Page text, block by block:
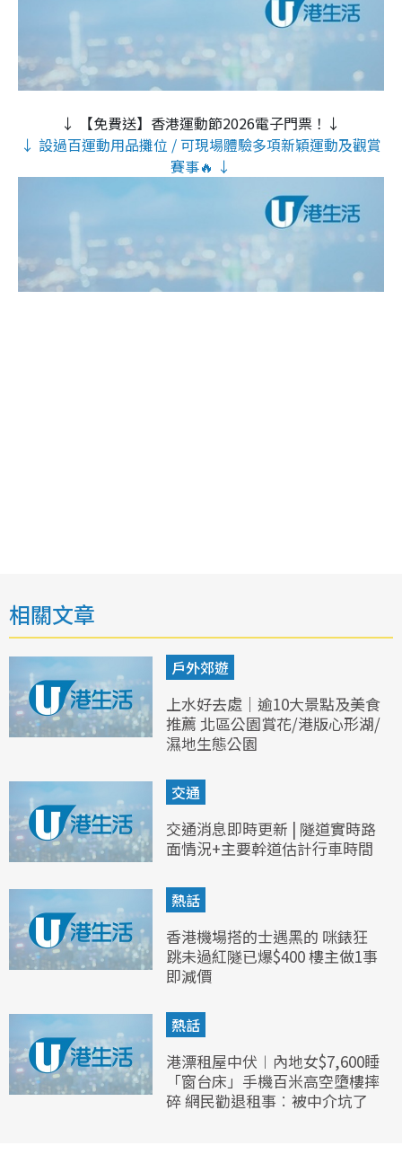
↓ 【免費送】香港運動節2026電子門票！↓
↓ 設過百運動用品攤位 / 可現場體驗多項新穎運動及觀賞
賽事🔥 ↓
相關文章
戶外郊遊
上水好去處｜逾10大景點及美食
推薦 北區公園賞花/港版心形湖/
濕地生態公園
交通
交通消息即時更新 | 隧道實時路
面情況+主要幹道估計行車時間
熱話
香港機場搭的士遇黑的 咪錶狂
跳未過紅隧已爆$400 樓主做1事
即減價
熱話
港漂租屋中伏︱內地女$7,600睡
「窗台床」手機百米高空墮樓摔
碎 網民勸退租事︰被中介坑了